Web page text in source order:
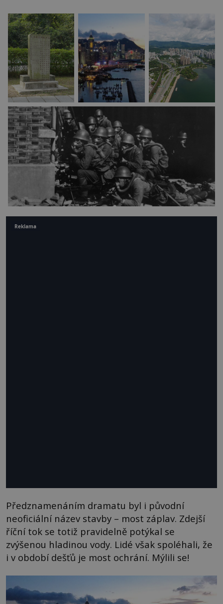
Předznamenáním dramatu byl i původní
neoficiální název stavby – most záplav. Zdejší
říční tok se totiž pravidelně potýkal se
zvýšenou hladinou vody. Lidé však spoléhali, že
i v období dešťů je most ochrání. Mýlili se!
Reklama